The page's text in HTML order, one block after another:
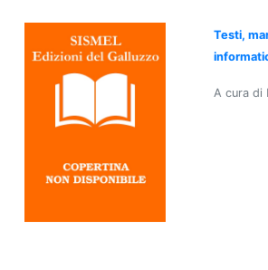
Testi,
A cura di